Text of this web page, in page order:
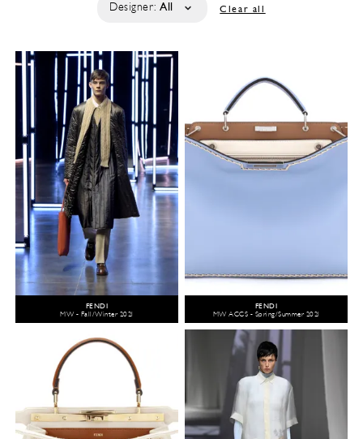
Designer: All Clear all
FENDI
MW - Fall/Winter 2021
FENDI
MW ACCS - Spring/Summer 2021